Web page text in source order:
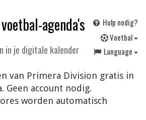
agenda's
in je digitale kalender
Hulp nodig?
Voetbal
Language
van Primera Division gratis in
Geen account nodig.
worden automatisch